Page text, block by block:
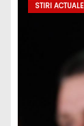
STIRI ACTUALE